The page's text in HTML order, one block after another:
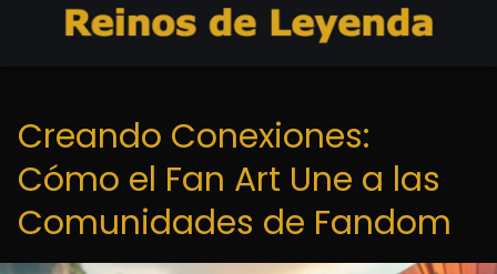
Creando Conexiones:
Cómo el Fan Art Une a las
Comunidades de Fandom